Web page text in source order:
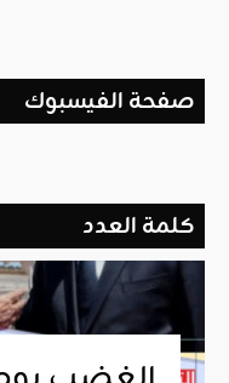
صفحة الفيسبوك
كلمة العدد